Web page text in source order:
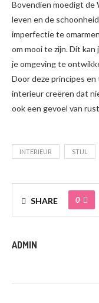
Bovendien moedigt de
leven en de
imperfectie te
om mooi te zijn. Dit
je omgeving te
Door deze principes
interieur creëren dat
ook een gevoel van
INTERIEUR STIJL
SHARE 0
ADMIN